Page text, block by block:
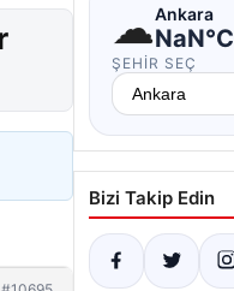
☁Ankara
NaN°C
ŞEHIR SEÇ
Bizi Takip Edin